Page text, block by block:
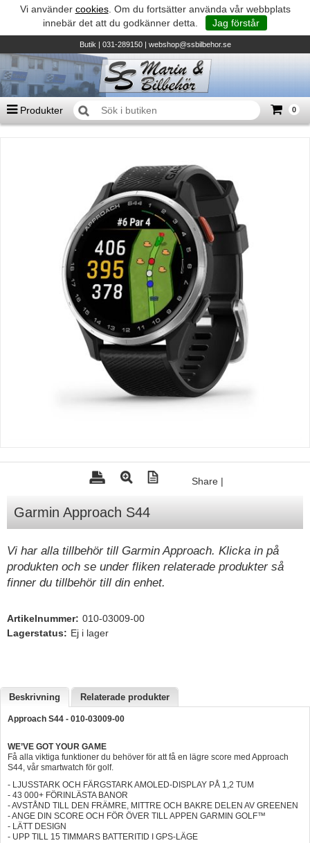
Vi använder cookies. Om du fortsätter använda vår webbplats
innebär det att du godkänner detta.
Jag förstår
Butik| 031-289150 | webshop@ssbilbehor.se
Produkter 0
TILL KASSAN
Biltillbehör och reservdelar - BDS
Suzuki - Utombordare
Suzumar - Gummibåtar
Honda - Utombordare
HonWave - Gummibåtar
Honda - Elverk & Pumpar
Tohatsu - Utombordare
Minn Kota - elmotorer
Volvo Penta Servicedelar
Mercury Servicedelar
Lowrance
Humminbird
Simrad
Båttillbehör
Hummertina
Victron - Batteriladdare
CTEK - Batteriladdare
Kamasa Tools - Verktyg
Calix - Packline - Takboxar
Thule - Takboxar
Thule - Lasthållare
Share |
Garmin Approach S44
Vi har alla tillbehör till Garmin Approach. Klicka in på
produkten och se under fliken relaterade produkter så
finner du tillbehör till din enhet.
Artikelnummer: 010-03009-00
Lagerstatus: Ej i lager
Beskrivning Relaterade produkter
Approach S44 - 010-03009-00
WE’VE GOT YOUR GAME
Få alla viktiga funktioner du behöver för att få en lägre score med Approach
S44, vår smartwatch för golf.
- LJUSSTARK OCH FÄRGSTARK AMOLED-DISPLAY PÅ 1,2 TUM
- 43 000+ FÖRINLÄSTA BANOR
- AVSTÅND TILL DEN FRÄMRE, MITTRE OCH BAKRE DELEN AV GREENEN
- ANGE DIN SCORE OCH FÖR ÖVER TILL APPEN GARMIN GOLF™
- LÄTT DESIGN
- UPP TILL 15 TIMMARS BATTERITID I GPS-LÄGE